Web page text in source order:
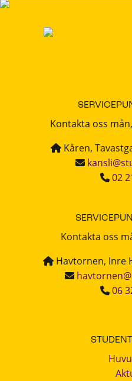
Kontakta oss
Kåren,
02
Kontakta oss
Havtornen, Inre
06